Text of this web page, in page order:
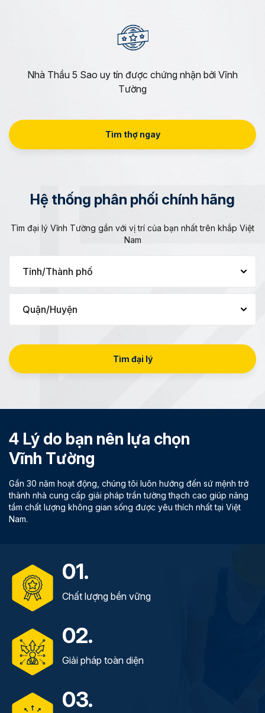
Nhà Thầu 5 Sao uy tín được chứng nhận bởi Vĩnh
Tường
Tìm thợ ngay
Hệ thống phân phối chính hãng
Tìm đại lý Vĩnh Tường gần với vị trí của bạn nhất trên khắp Việt
Nam
Tìm đại lý
4 Lý do bạn nên lựa chọn
Vĩnh Tường
Gần 30 năm hoạt động, chúng tôi luôn hướng đến sứ mệnh trở
thành nhà cung cấp giải pháp trần tường thạch cao giúp nâng
tầm chất lượng không gian sống được yêu thích nhất tại Việt
Nam.
01.
Chất lượng bền vững
02.
Giải pháp toàn diện
03.